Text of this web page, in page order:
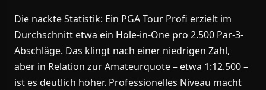
Die nackte Statistik: Ein PGA Tour Profi erzielt im
Durchschnitt etwa ein Hole-in-One pro 2.500 Par-3-
Abschläge. Das klingt nach einer niedrigen Zahl,
aber in Relation zur Amateurquote – etwa 1:12.500 –
ist es deutlich höher. Professionelles Niveau macht